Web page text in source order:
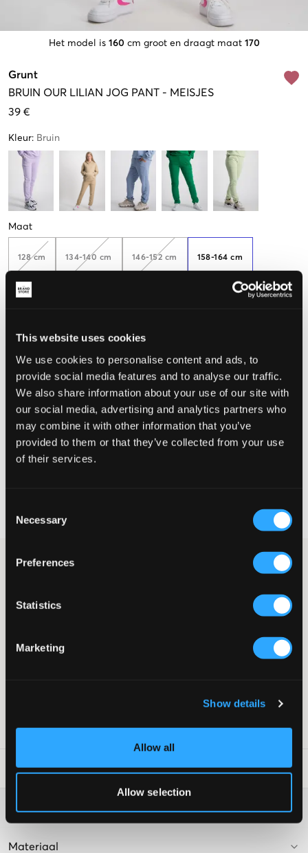
This website uses cookies
We use cookies to personalise content and ads, to
provide social media features and to analyse our traffic.
We also share information about your use of our site with
our social media, advertising and analytics partners who
may combine it with other information that you’ve
provided to them or that they’ve collected from your use
of their services.
Selection
Necessary
Preferences
Statistics
Marketing
Show details
Allow all
Allow selection
Het model is 160 cm groot en draagt maat 170
Grunt
BRUIN OUR LILIAN JOG PANT - MEISJES
39 €
Kleur: Bruin
Maat
128 cm 134-140 cm 146-152 cm 158-164 cm
De maat lijkt
Te klein Perfect Te groot
MAATTABEL
KIES EEN MAAT
Recht op herroeping binnen 60 dagen
Joggingbroeken van het populaire merk Grunt in een beige tint.
normaal en de boorden zitten onderaan. Combineer ze bij
voorkeur met het bijpassende sweatshirt om een complete set te
Joggingbroek
SKU:112831-003
Laundry Advice:
Washing advice
Materiaal